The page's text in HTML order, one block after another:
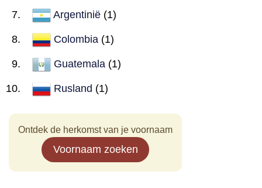
Argentinië (1)
Colombia (1)
Guatemala (1)
Rusland (1)
Ontdek de herkomst van je voornaam
Voornaam zoeken